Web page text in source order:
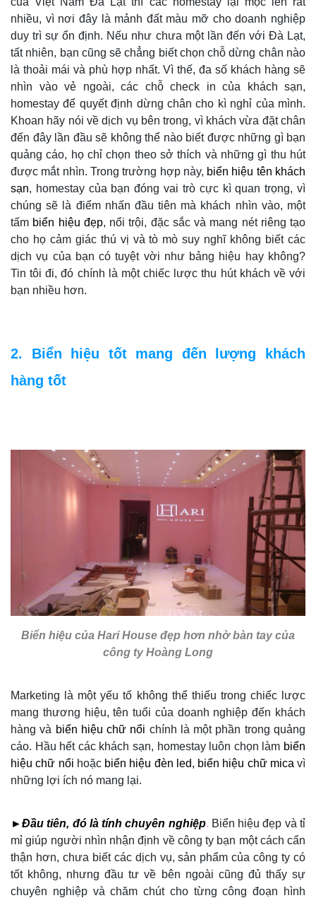
nhiều, vì nơi đây là mảnh đất màu mỡ cho doanh nghiệp
duy trì sự ổn định. Nếu như chưa một lần đến với Đà Lạt,
tất nhiên, bạn cũng sẽ chẳng biết chọn chỗ dừng chân nào
là thoải mái và phù hợp nhất. Vì thế, đa số khách hàng sẽ
nhìn vào vẻ ngoài, các chỗ check in của khách sạn,
homestay để quyết định dừng chân cho kì nghỉ của mình.
Khoan hãy nói về dịch vụ bên trong, vì khách vừa đặt chân
đến đây lần đầu sẽ không thể nào biết được những gì bạn
quảng cáo, họ chỉ chọn theo sở thích và những gì thu hút
được mắt nhìn. Trong trường hợp này, biển hiệu tên khách
sạn, homestay của bạn đóng vai trò cực kì quan trọng, vì
chúng sẽ là điểm nhấn đầu tiên mà khách nhìn vào, một
tấm biển hiệu đẹp, nổi trội, đặc sắc và mang nét riêng tạo
cho họ cảm giác thú vị và tò mò suy nghĩ không biết các
dịch vụ của bạn có tuyệt vời như bảng hiệu hay không?
Tin tôi đi, đó chính là một chiếc lược thu hút khách về với
bạn nhiều hơn.
2. Biển hiệu tốt mang đến lượng khách
hàng tốt
Biển hiệu của Hari House đẹp hơn nhờ bàn tay của
công ty Hoàng Long
Marketing là một yếu tố không thể thiếu trong chiếc lược
mang thương hiệu, tên tuổi của doanh nghiệp đến khách
hàng và biển hiệu chữ nổi chính là một phần trong quảng
cáo. Hầu hết các khách sạn, homestay luôn chọn làm biển
hiệu chữ nổi hoặcbiển hiệu đèn led, biển hiệu chữ micavì
những lợi ích nó mang lại.
►Đầu tiên, đó là tính chuyên nghiệp. Biển hiệu đẹp và tỉ
mỉ giúp người nhìn nhận định về công ty bạn một cách cẩn
thận hơn, chưa biết các dịch vụ, sản phẩm của công ty có
tốt không, nhưng đầu tư về bên ngoài cũng đủ thấy sự
chuyên nghiệp và chăm chút cho từng công đoạn hình